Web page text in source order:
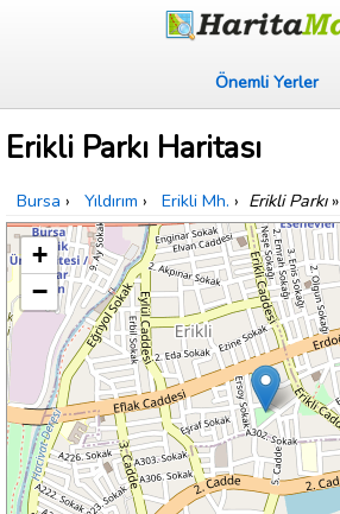
Önemli Yerler
Erikli Parkı Haritası
Bursa › Yıldırım › Erikli Mh. › Erikli Parkı»
+
−